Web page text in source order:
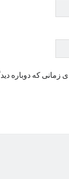
زمانی که دوباره